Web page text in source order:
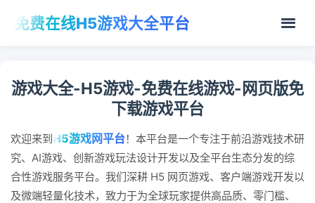
免费在线H5游戏大全平台
游戏大全-H5游戏-免费在线游戏-网页版免
下载游戏平台
欢迎来到H5游戏网平台！本平台是一个专注于前沿游戏技术研
究、AI游戏、创新游戏玩法设计开发以及全平台生态分发的综
合性游戏服务平台。我们深耕 H5 网页游戏、客户端游戏开发以
及微端轻量化技术，致力于为全球玩家提供高品质、零门槛、